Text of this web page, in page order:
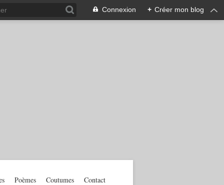
Connexion + Créer mon blog
Poèmes Coutumes Contact